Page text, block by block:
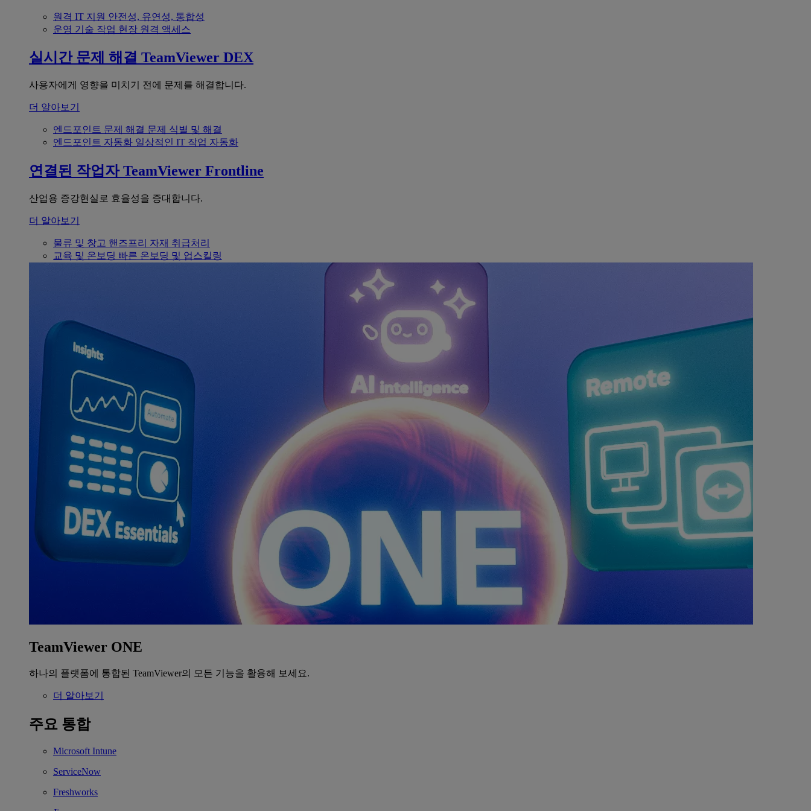
원격 IT 지원 안전성, 유연성, 통합성
운영 기술 작업 현장 원격 액세스
실시간 문제 해결 TeamViewer DEX
사용자에게 영향을 미치기 전에 문제를 해결합니다.
더 알아보기
엔드포인트 문제 해결 문제 식별 및 해결
엔드포인트 자동화 일상적인 IT 작업 자동화
연결된 작업자 TeamViewer Frontline
산업용 증강현실로 효율성을 증대합니다.
더 알아보기
물류 및 창고 핸즈프리 자재 취급처리
교육 및 온보딩 빠른 온보딩 및 업스킬링
TeamViewer ONE
하나의 플랫폼에 통합된 TeamViewer의 모든 기능을 활용해 보세요.
더 알아보기
주요 통합
Microsoft Intune
ServiceNow
Freshworks